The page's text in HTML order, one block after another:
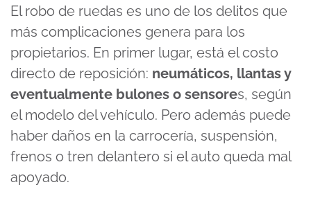
El robo de ruedas es uno de los delitos que
más complicaciones genera para los
propietarios. En primer lugar, está el costo
directo de reposición: neumáticos, llantas y
eventualmente bulones o sensores, según
el modelo del vehículo. Pero además puede
haber daños en la carrocería, suspensión,
frenos o tren delantero si el auto queda mal
apoyado.